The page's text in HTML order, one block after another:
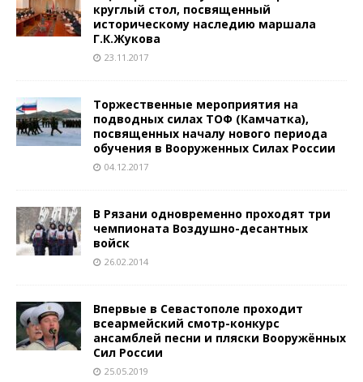
круглый стол, посвященный
историческому наследию маршала
Г.К.Жукова
23.11.2017
Торжественные мероприятия на
подводных силах ТОФ (Камчатка),
посвященных началу нового периода
обучения в Вооруженных Силах России
04.12.2017
В Рязани одновременно проходят три
чемпионата Воздушно-десантных
войск
26.02.2014
Впервые в Севастополе проходит
всеармейский смотр-конкурс
ансамблей песни и пляски Вооружённых
Сил России
25.05.2019